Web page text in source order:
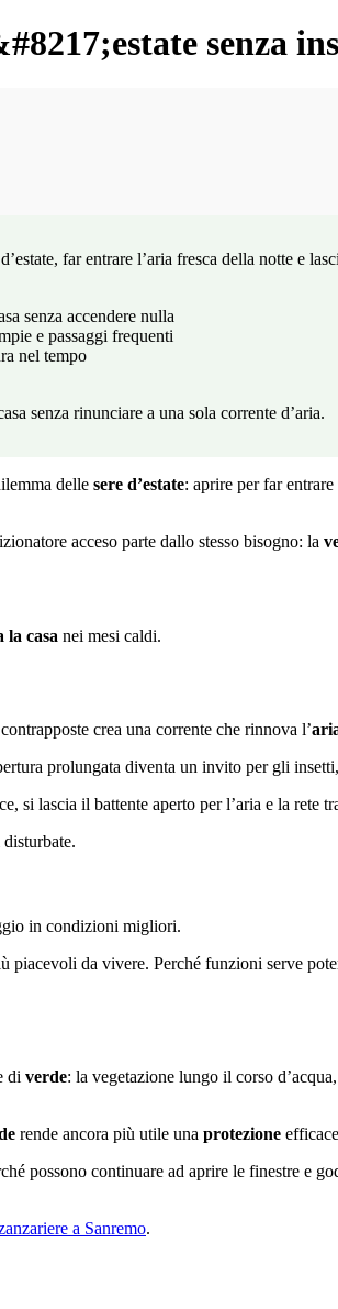
senza
far entrare l’aria fresca della notte e
senza accendere nulla
e passaggi frequenti
nel tempo
senza rinunciare a una sola corrente d’aria.
delle sere d’estate: aprire per far
acceso parte dallo stesso bisogno: la
la casa nei mesi caldi.
contrapposte crea una corrente che rinnova l’
prolungata diventa un invito per gli
si lascia il battente aperto per l’aria e la rete
in condizioni migliori.
da vivere. Perché funzioni serve
di verde: la vegetazione lungo il corso
rende ancora più utile una protezione
possono continuare ad aprire le finestre e
a Sanremo.